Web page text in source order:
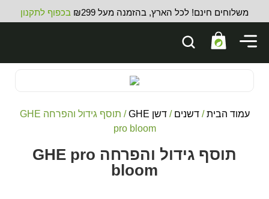
משלוחים חינם! לכל הארץ, בהזמנה מעל ₪299 בכפוף לתקנון
עמוד הבית/דשנים /דשן GHE
/ תוסף גידול והפרחה GHE
pro bloom
תוסף גידול והפרחה GHE pro
bloom